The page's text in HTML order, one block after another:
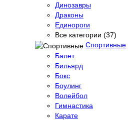
Динозавры
Драконы
Единороги
Все категории (37)
Спортивные
Балет
Бильярд
Бокс
Боулинг
Волейбол
Гимнастика
Карате